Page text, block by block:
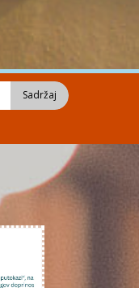
Sadržaj